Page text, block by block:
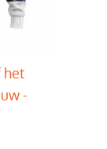
het
-